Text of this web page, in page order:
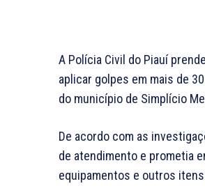
A Polícia Civil do Piauí
aplicar golpes em mais de
do município de Simplício
De acordo com as
de atendimento e prometia
equipamentos e outros